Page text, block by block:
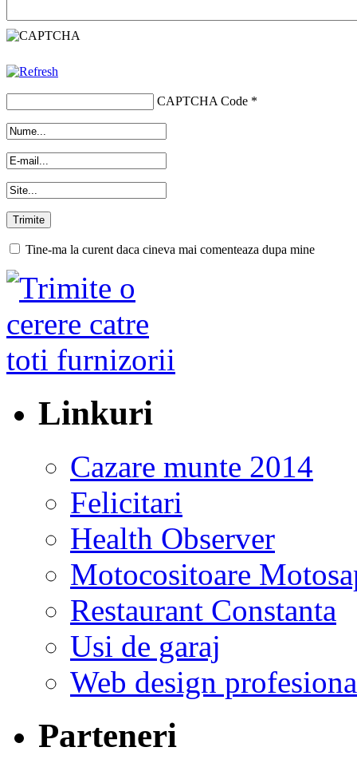
CAPTCHA Code *
Tine-ma la curent daca cineva mai comenteaza dupa mine
Linkuri
Cazare munte 2014
Felicitari
Health Observer
Motocositoare
Restaurant Constanta
Usi de garaj
Web design
Parteneri